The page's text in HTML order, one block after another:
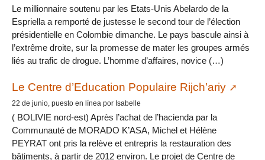
Le millionnaire soutenu par les Etats-Unis Abelardo de la
Espriella a remporté de justesse le second tour de l’élection
présidentielle en Colombie dimanche. Le pays bascule ainsi à
l’extrême droite, sur la promesse de mater les groupes armés
liés au trafic de drogue. L’homme d’affaires, novice (…)
Le Centre d’Education Populaire Rijch’ariy
22 de junio, puesto en línea por Isabelle
( BOLIVIE nord-est) Après l’achat de l’hacienda par la
Communauté de MORADO K’ASA, Michel et Hélène
PEYRAT ont pris la relève et entrepris la restauration des
bâtiments, à partir de 2012 environ. Le projet de Centre de